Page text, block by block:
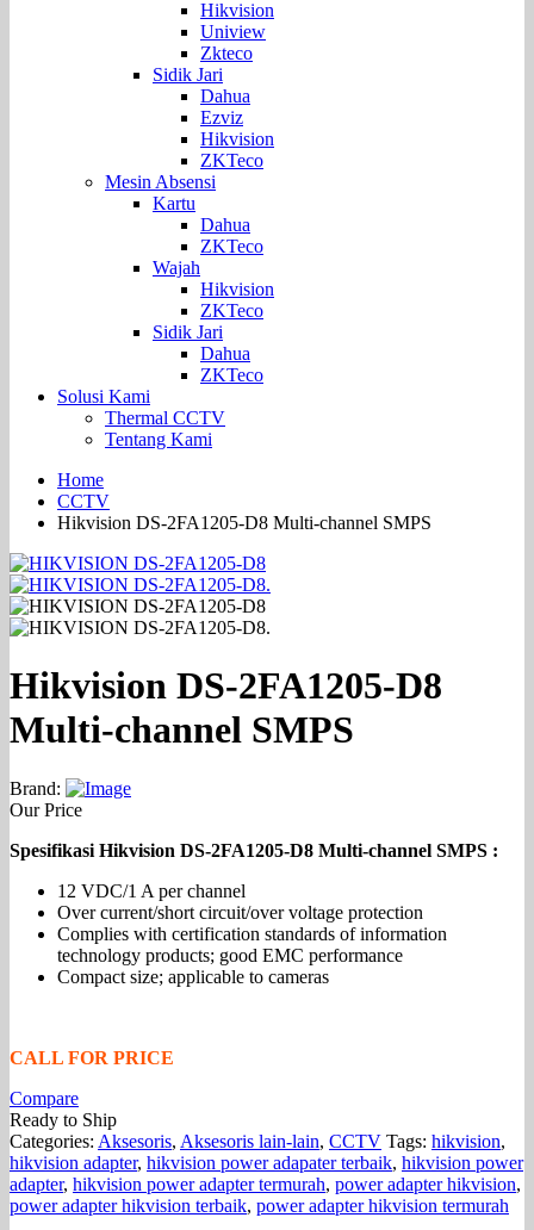
Hikvision
Uniview
Zkteco
Sidik Jari
Dahua
Ezviz
Hikvision
ZKTeco
Mesin Absensi
Kartu
Dahua
ZKTeco
Wajah
Hikvision
ZKTeco
Sidik Jari
Dahua
ZKTeco
Solusi Kami
Thermal CCTV
Tentang Kami
Home
CCTV
Hikvision DS-2FA1205-D8 Multi-channel SMPS
Hikvision DS-2FA1205-D8
Multi-channel SMPS
Brand:
Our Price
Spesifikasi Hikvision DS-2FA1205-D8 Multi-channel SMPS :
12 VDC/1 A per channel
Over current/short circuit/over voltage protection
Complies with certification standards of information
technology products; good EMC performance
Compact size; applicable to cameras
CALL FOR PRICE
Compare
Ready to Ship
Categories: Aksesoris, Aksesoris lain-lain, CCTV Tags: hikvision,
hikvision adapter, hikvision power adapater terbaik, hikvision power
adapter, hikvision power adapter termurah, power adapter hikvision,
power adapter hikvision terbaik, power adapter hikvision termurah